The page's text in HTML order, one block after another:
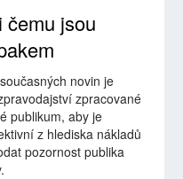
čemu jsou
novin je
zpracované
publikum, aby je
z hlediska nákladů
pozornost publika